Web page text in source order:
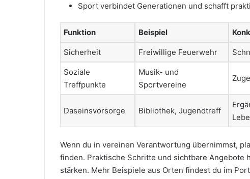
Sport verbindet Generationen und schafft
Funktion Beispiel
Sicherheit Freiwillige Feuerwehr
Soziale
Treffpunkte
Musik- und
Sportvereine
Daseinsvorsorge Bibliothek, Jugendtreff
Wenn du in vereinen Verantwortung übernimmst,
finden. Praktische Schritte und sichtbare Angebote
stärken. Mehr Beispiele aus Orten findest du im